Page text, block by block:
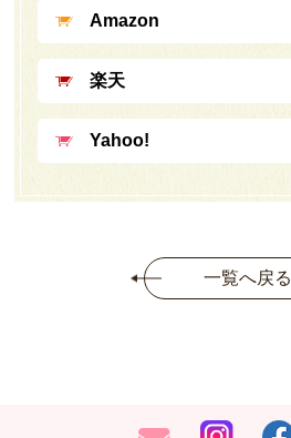
Amazon
楽天
Yahoo!
一覧へ戻る